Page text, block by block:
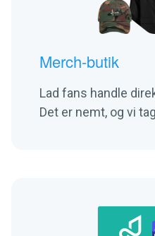
Merch-butik
Lad fans handle
Det er nemt, og vi